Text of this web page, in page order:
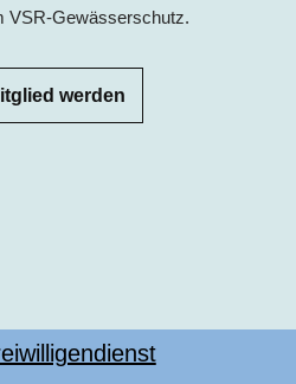
VSR-Gewässerschutz.
werden